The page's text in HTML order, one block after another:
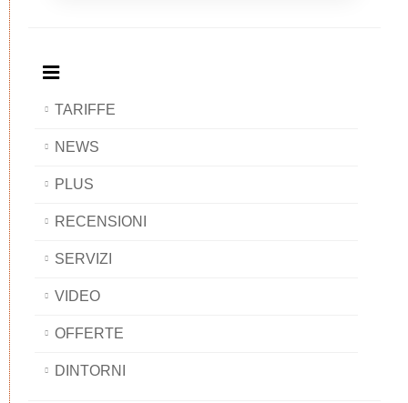
TARIFFE
NEWS
PLUS
RECENSIONI
SERVIZI
VIDEO
OFFERTE
DINTORNI